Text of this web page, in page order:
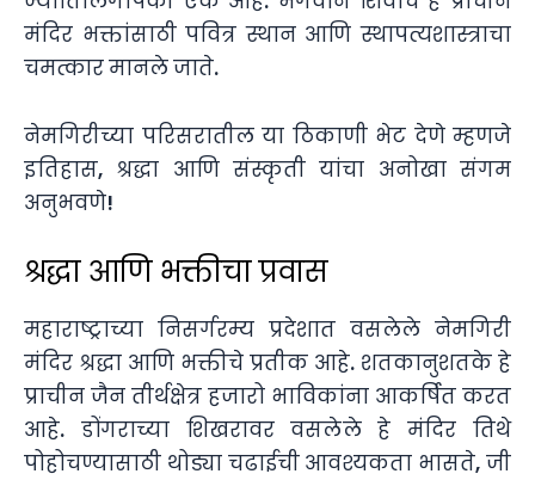
मंदिर भक्तांसाठी पवित्र स्थान आणि स्थापत्यशास्त्राचा
चमत्कार मानले जाते.
नेमगिरीच्या परिसरातील या ठिकाणी भेट देणे म्हणजे
इतिहास, श्रद्धा आणि संस्कृती यांचा अनोखा संगम
अनुभवणे!
श्रद्धा आणि भक्तीचा प्रवास
महाराष्ट्राच्या निसर्गरम्य प्रदेशात वसलेले नेमगिरी
मंदिर श्रद्धा आणि भक्तीचे प्रतीक आहे. शतकानुशतके हे
प्राचीन जैन तीर्थक्षेत्र हजारो भाविकांना आकर्षित करत
आहे. डोंगराच्या शिखरावर वसलेले हे मंदिर तिथे
पोहोचण्यासाठी थोड्या चढाईची आवश्यकता भासते, जी